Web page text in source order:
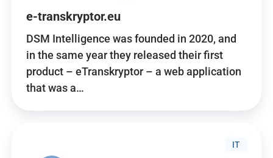
e-transkryptor.eu
DSM Intelligence was founded in 2020, and
in the same year they released their first
product – eTranskryptor – a web application
that was a…
IT